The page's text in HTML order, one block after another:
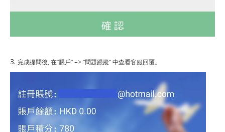
3. 完成提問後, 在”賬戶” => “問題跟蹤”中查看客服回覆。